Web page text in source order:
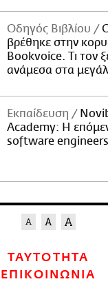
Οδηγός Βιβλίου
Ο
βρέθηκε στην
Bookvoice. Τι τον
ανάμεσα στα
Εκπαίδευση
Academy: Η
software
ΤΑΥΤΟΤΗΤΑ
ΕΠΙΚΟΙΝΩΝΙΑ